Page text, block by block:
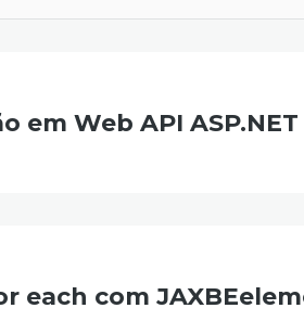
em Web API ASP.NET
each com